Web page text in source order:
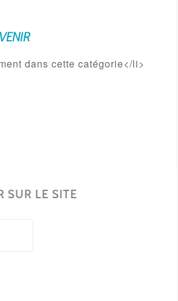
dans cette catégorie</li>
SUR LE SITE